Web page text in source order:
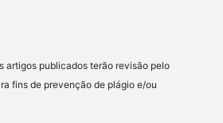
artigos publicados terão revisão pelo
fins de prevenção de plágio e/ou